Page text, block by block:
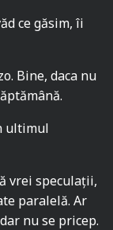
ce găsim, îi
Bine, daca nu
ultimul
vrei speculații,
paralelă. Ar
dar nu se pricep.